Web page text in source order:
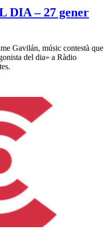
DIA – 27 gener
Gavilán, músic contestà que
del dia» a Ràdio